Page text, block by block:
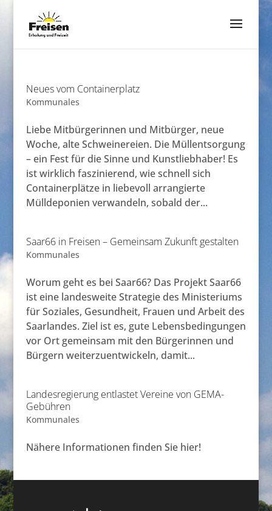
Neues vom Containerplatz
Kommunales
Liebe Mitbürgerinnen und Mitbürger, neue
Woche, alte Schweinereien. Die Müllentsorgung
– ein Fest für die Sinne und Kunstliebhaber! Es
ist wirklich faszinierend, wie schnell sich
Containerplätze in liebevoll arrangierte
Mülldeponien verwandeln, sobald der...
Saar66 in Freisen – Gemeinsam Zukunft gestalten
Kommunales
Worum geht es bei Saar66? Das Projekt Saar66
ist eine landesweite Strategie des Ministeriums
für Soziales, Gesundheit, Frauen und Arbeit des
Saarlandes. Ziel ist es, gute Lebensbedingungen
vor Ort gemeinsam mit den Bürgerinnen und
Bürgern weiterzuentwickeln, damit...
Landesregierung entlastet Vereine von GEMA-
Gebühren
Kommunales
Nähere Informationen finden Sie hier!